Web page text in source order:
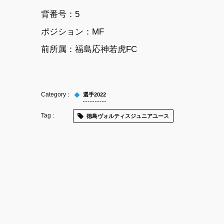
背番号：5
ポジション：MF
前所属：福島応神若虎FC
選手2022
徳島ヴォルティスジュニアユース